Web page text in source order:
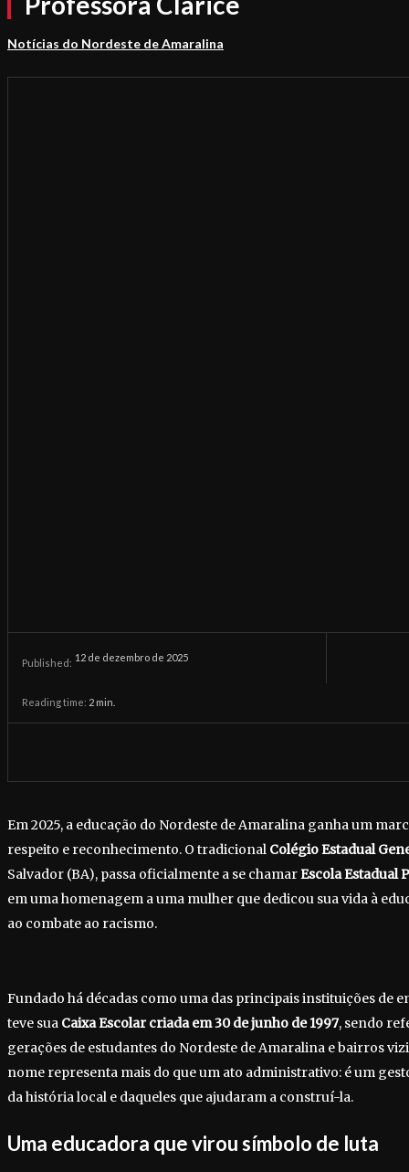
Notícias do Nordeste de Amaralina
Published: 12 de dezembro de 2025
Reading time: 2 min.
Em 2025, a educação do Nordeste de Amaralina ganha um
respeito e reconhecimento. O tradicional Colégio Estadual
Salvador (BA), passa oficialmente a se chamarEscola Estadual
em uma homenagem a uma mulher que dedicou sua vida à
ao combate ao racismo.
Fundado há décadas como uma das principais instituições de
teve sua Caixa Escolar criada em 30 de junho de 1997, sendo
gerações de estudantes do Nordeste de Amaralina e bairros
nome representa mais do que um ato administrativo: é um
da história local e daqueles que ajudaram a construí-la.
Uma educadora que virou símbolo de luta